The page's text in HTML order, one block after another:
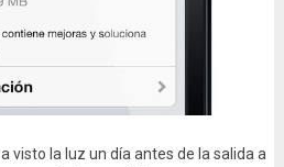
a visto la luz un día antes de la salida a